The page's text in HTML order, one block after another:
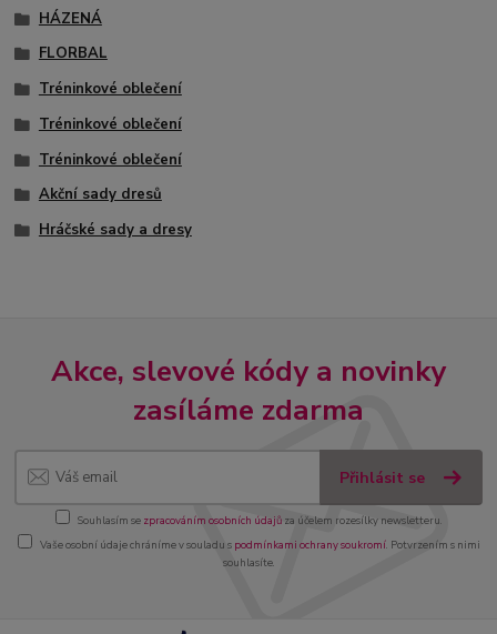
HÁZENÁ
FLORBAL
Tréninkové oblečení
Tréninkové oblečení
Tréninkové oblečení
Akční sady dresů
Hráčské sady a dresy
Akce, slevové kódy a novinky
zasíláme zdarma
Přihlásit se
Souhlasím se zpracováním osobních údajůza účelem rozesílky newsletteru.
Vaše osobní údaje chráníme v souladu s podmínkami ochrany soukromí. Potvrzením s nimi
souhlasíte.